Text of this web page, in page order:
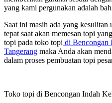
yang kami pergunakan adalah
Saat ini masih ada yang
tepat saat akan memesan topi
topi pada toko topi di Bencongan
Tangerang maka Anda akan
dalam proses pembuatan topi
Toko topi di Bencongan Indah